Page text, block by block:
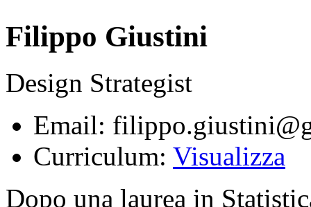
Filippo Giustini
Design Strategist
Email:
Curriculum: Visualizza
Dopo una laurea in